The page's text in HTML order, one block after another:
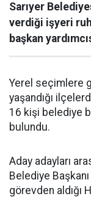
Sarıyer
verdiği işyeri
başkan
Yerel seçimlere
yaşandığı
16 kişi belediye
bulundu.
Aday adayları
Belediye
görevden aldığı